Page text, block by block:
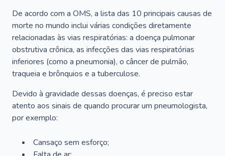
De acordo com a OMS, a lista das 10 principais causas de
morte no mundo inclui várias condições diretamente
relacionadas às vias respiratórias: a doença pulmonar
obstrutiva crônica, as infecções das vias respiratórias
inferiores (como a pneumonia), o câncer de pulmão,
traqueia e brônquios e a tuberculose.
Devido à gravidade dessas doenças, é preciso estar
atento aos sinais de quando procurar um pneumologista,
por exemplo:
Cansaço sem esforço;